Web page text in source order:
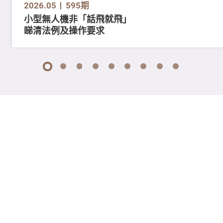
2026.05 595期
小型無人機非「話飛就飛」
睇清法例及操作要求
1 2 3 4 5 6 7 8 9